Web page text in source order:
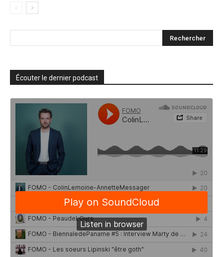
Écouter le dernier podcast